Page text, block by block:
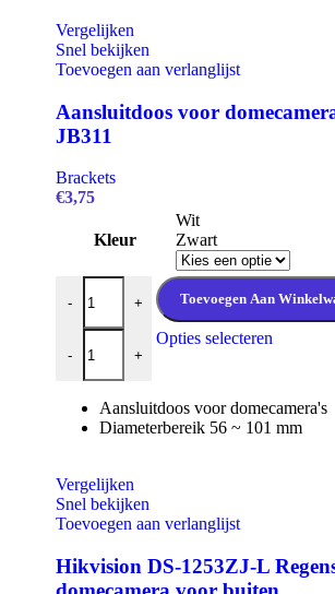
Vergelijken
Snel bekijken
Toevoegen aan verlanglijst
Aansluitdoos voor
JB311
Brackets
€3,75
Kleur
Wit
Zwart
-
Aansluitdoos voor domecamera's
+ Toevoegen Aan
-
Aansluitdoos voor domecamera's
+
Opties selecteren
variaties.
Deze
Aansluitdoos voor domecamera's
Diameterbereik 56 ~ 101 mm
Vergelijken
Snel bekijken
Toevoegen aan verlanglijst
Hikvision DS-1253ZJ-L